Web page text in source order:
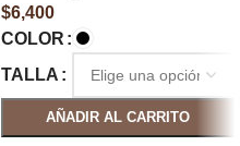
$6,400
COLOR
TALLA
AÑADIR AL CARRITO